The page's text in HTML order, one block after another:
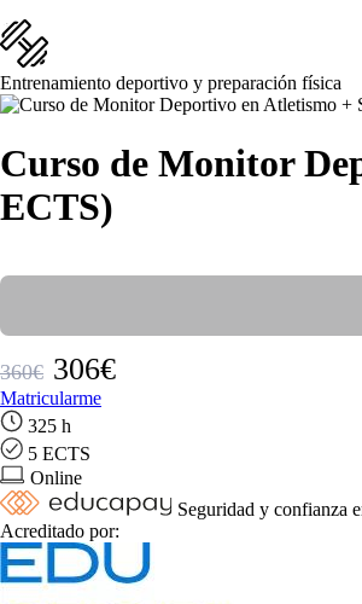
Entrenamiento deportivo y preparación física
Curso de Monitor
ECTS)
360€ 306€
Matricularme
325 h
5 ECTS
Online
Seguridad y confianza
Acreditado por: